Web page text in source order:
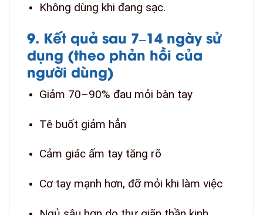
Không dùng khi đang sạc.
9. Kết quả sau 7–14 ngày sử
dụng (theo phản hồi của
người dùng)
Giảm 70–90% đau mỏi bàn tay
Tê buốt giảm hẳn
Cảm giác ấm tay tăng rõ
Cơ tay mạnh hơn, đỡ mỏi khi làm việc